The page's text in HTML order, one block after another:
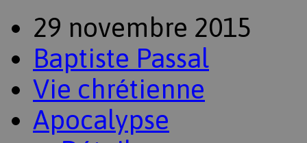
29 novembre 2015
Baptiste Passal
Vie chrétienne
Apocalypse